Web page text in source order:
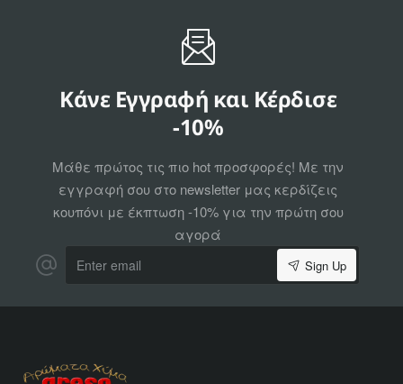
Κάνε Εγγραφή και Κέρδισε
-10%
Μάθε πρώτος τις πιο hot προσφορές! Με την
εγγραφή σου στο newsletter μας κερδίζεις
κουπόνι με έκπτωση -10% για την πρώτη σου
αγορά
email
Sign Up